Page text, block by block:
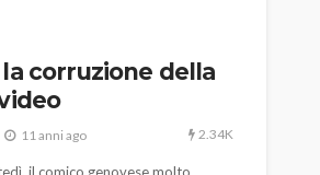
la corruzione della
11 anni ago 2.34K